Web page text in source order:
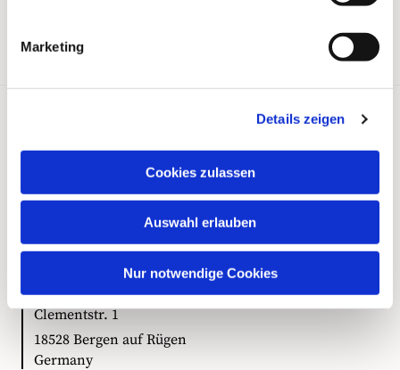
Marketing
Details zeigen
Cookies zulassen
Auswahl erlauben
Nur notwendige Cookies
Kontakt
Anschrift
Clementstr. 1
18528 Bergen auf Rügen
Germany